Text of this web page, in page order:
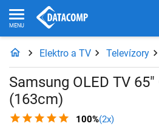
Elektro a TV Televízory
Samsung OLED TV 65"
(163cm)
100%(2x)